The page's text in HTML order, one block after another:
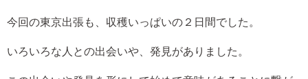
今回の東京出張も、収穫いっぱいの２日間でした。
いろいろな人との出会いや、発見がありました。